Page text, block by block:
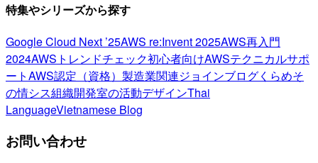
特集やシリーズから探す
Google Cloud Next ’25AWS re:Invent 2025AWS再入門
2024AWSトレンドチェック初心者向けAWSテクニカルサポ
ートAWS認定（資格） 製造業関連ジョインブログくらめそ
の情シス組織開発室の活動デザインThai
LanguageVietnamese Blog
お問い合わせ